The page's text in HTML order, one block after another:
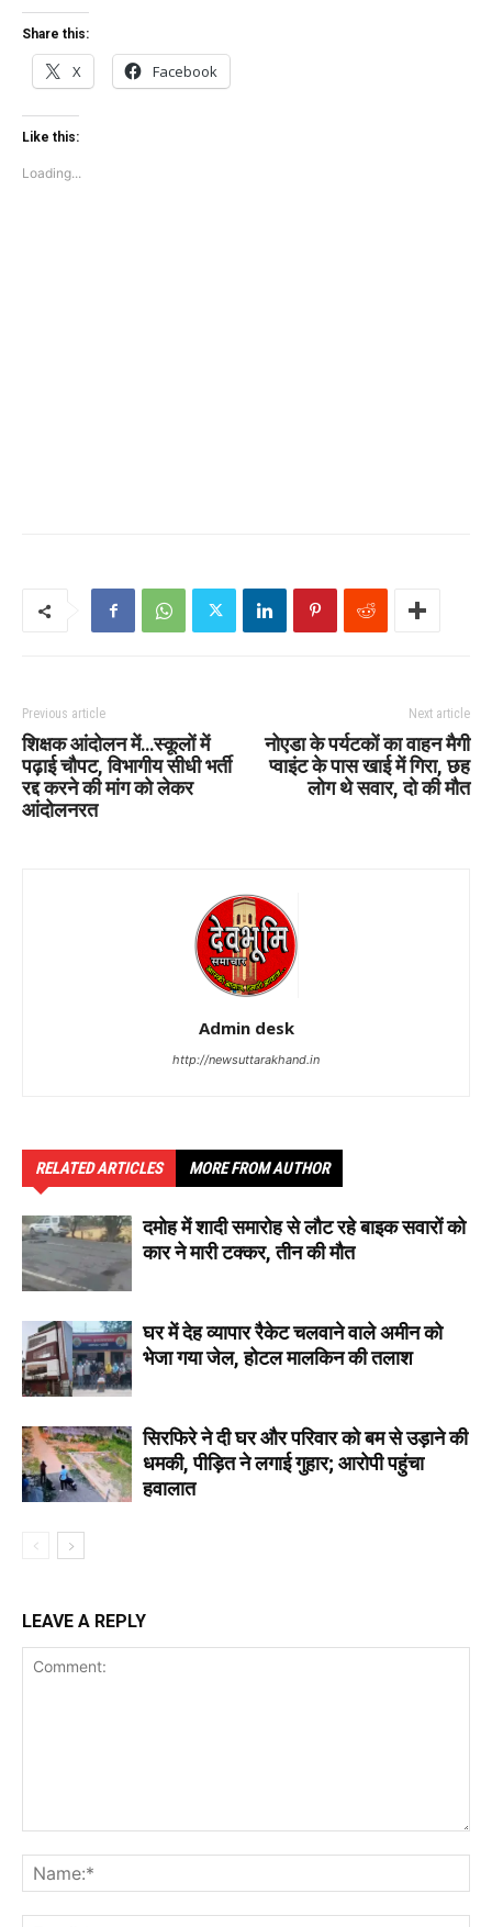
Share this:
X Facebook
Like this:
Loading...
Previous article
शिक्षक आंदोलन में…स्कूलों में
पढ़ाई चौपट, विभागीय सीधी भर्ती
रद्द करने की मांग को लेकर
आंदोलनरत
Next article
नोएडा के पर्यटकों का वाहन मैगी
प्वाइंट के पास खाई में गिरा, छह
लोग थे सवार, दो की मौत
Admin desk
http://newsuttarakhand.in
RELATED ARTICLES MORE FROM AUTHOR
दमोह में शादी समारोह से लौट रहे बाइक सवारों को
कार ने मारी टक्कर, तीन की मौत
घर में देह व्यापार रैकेट चलवाने वाले अमीन को
भेजा गया जेल, होटल मालकिन की तलाश
सिरफिरे ने दी घर और परिवार को बम से उड़ाने की
धमकी, पीड़ित ने लगाई गुहार; आरोपी पहुंचा
हवालात
LEAVE A REPLY